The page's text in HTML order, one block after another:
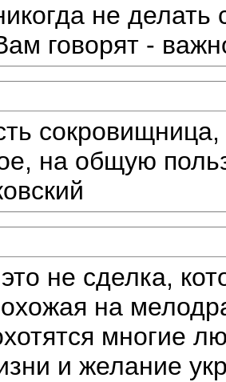
не делать
говорят -
на общую
не сделка,
на
многие
и желание